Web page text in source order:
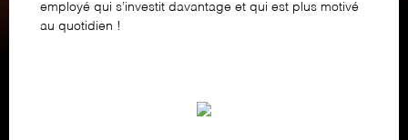
employé qui s’investit davantage et qui est plus motivé
au quotidien !